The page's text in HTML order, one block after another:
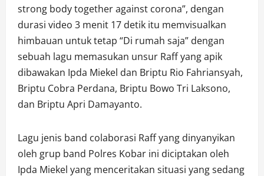
strong body together against corona”, dengan
durasi video 3 menit 17 detik itu memvisualkan
himbauan untuk tetap “Di rumah saja” dengan
sebuah lagu memasukan unsur Raff yang apik
dibawakan Ipda Miekel dan Briptu Rio Fahriansyah,
Briptu Cobra Perdana, Briptu Bowo Tri Laksono,
dan Briptu Apri Damayanto.
Lagu jenis band colaborasi Raff yang dinyanyikan
oleh grup band Polres Kobar ini diciptakan oleh
Ipda Miekel yang menceritakan situasi yang sedang